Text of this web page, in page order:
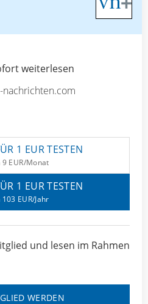
weiterlesen
1 EUR TESTEN
EUR/Monat
1 EUR TESTEN
EUR/Jahr
und lesen im Rahmen
WERDEN